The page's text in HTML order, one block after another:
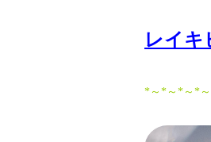
レイキ
*～*～*～*